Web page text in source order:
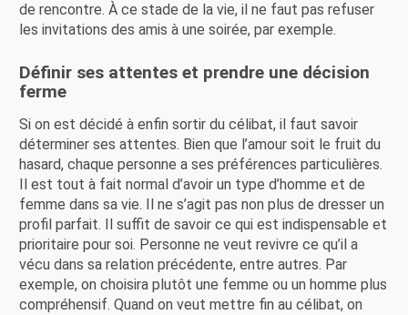
de rencontre. À ce stade de la vie, il ne faut pas refuser
les invitations des amis à une soirée, par exemple.
Définir ses attentes et prendre une décision
ferme
Si on est décidé à enfin sortir du célibat, il faut savoir
déterminer ses attentes. Bien que l’amour soit le fruit du
hasard, chaque personne a ses préférences particulières.
Il est tout à fait normal d’avoir un type d’homme et de
femme dans sa vie. Il ne s’agit pas non plus de dresser un
profil parfait. Il suffit de savoir ce qui est indispensable et
prioritaire pour soi. Personne ne veut revivre ce qu’il a
vécu dans sa relation précédente, entre autres. Par
exemple, on choisira plutôt une femme ou un homme plus
compréhensif. Quand on veut mettre fin au célibat, on